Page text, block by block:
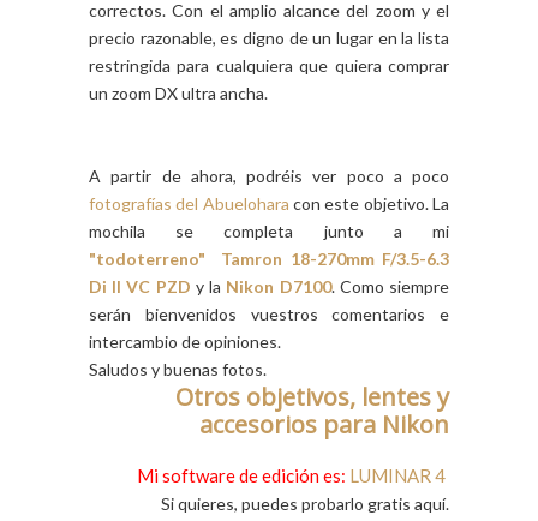
correctos. Con el amplio alcance del zoom y el
precio razonable, es digno de un lugar en la lista
restringida para cualquiera que quiera comprar
un zoom DX ultra ancha.
A partir de ahora, podréis ver poco a poco
fotografías del Abuelohara con este objetivo. La
mochila se completa junto a mi
"todoterreno" Tamron 18-270mm F/3.5-6.3
Di II VC PZD y la Nikon D7100. Como siempre
serán bienvenidos vuestros comentarios e
intercambio de opiniones.
Saludos y buenas fotos.
Otros objetivos, lentes y
accesorios para Nikon
Mi software de edición es: LUMINAR 4
Si quieres, puedes probarlo gratis aquí.